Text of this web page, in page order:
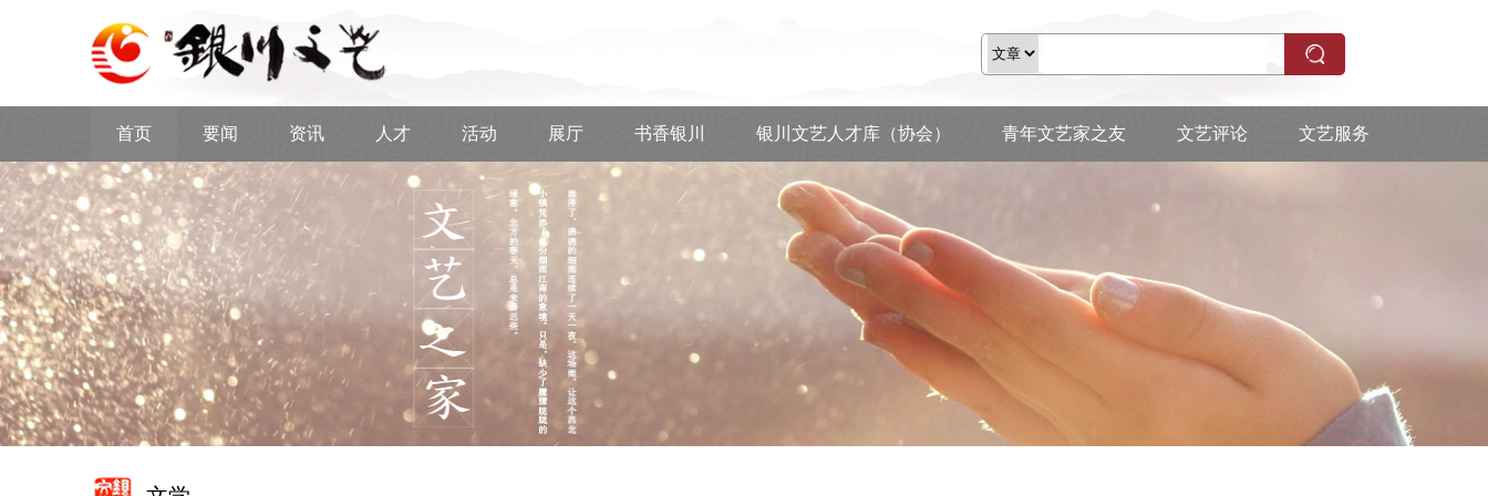
首页 要闻 资讯 人才 活动 展厅 书香银川 银川文艺人才库（协会） 青年文艺家之友 文艺评论 文艺服务